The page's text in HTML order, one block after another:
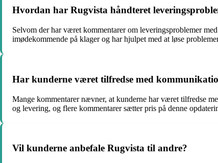
Hvordan har Rugvista håndteret
Selvom der har været kommentarer om leveringsproblemer
imødekommende på klager og har hjulpet med at løse
Har kunderne været tilfredse med
Mange kommentarer nævner, at kunderne har været tilfredse
og levering, og flere kommentarer sætter pris på denne
Vil kunderne anbefale Rugvista til andre?